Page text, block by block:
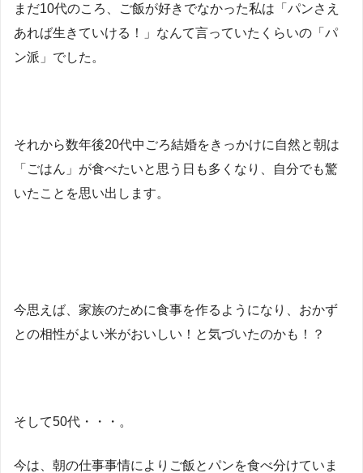
まだ10代のころ、ご飯が好きでなかった私は「パンさえ
あれば生きていける！」なんて言っていたくらいの「パ
ン派」でした。
それから数年後20代中ごろ結婚をきっかけに自然と朝は
「ごはん」が食べたいと思う日も多くなり、自分でも驚
いたことを思い出します。
今思えば、家族のために食事を作るようになり、おかず
との相性がよい米がおいしい！と気づいたのかも！？
そして50代・・・。
今は、朝の仕事事情によりご飯とパンを食べ分けていま